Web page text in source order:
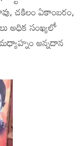
చకిలం ఏకాంబరం,
అధిక సంఖ్యలో
అన్నదాన